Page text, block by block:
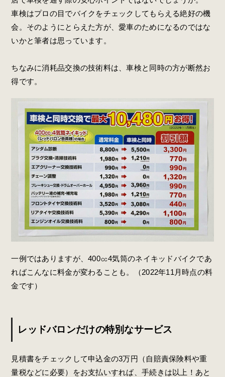
車検はプロの目でバイクをチェックしてもらえる絶好の機
会。そのようにとらえた方が、愛車のためになるのではな
いかと筆者は思っています。
ちなみに消耗品交換の技術料は、車検と同時の方が断然お
得です。
一例ではありますが、400㏄4気筒のネイキッドバイクであ
ればこんなに料金が変わることも。（2022年11月時点の料
金です）
レッドバロンだけの特別なサービス
見積書をチェックして申込金の3万円（ 自賠責保険料や重
量税などに必要）をお支払いすれば、手続きは以上！あと